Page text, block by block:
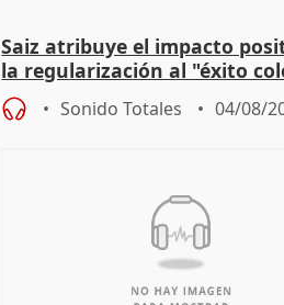
Saiz atribuye el impacto
la regularización al "éxito
del Gobierno
Sonido Totales 04/08/